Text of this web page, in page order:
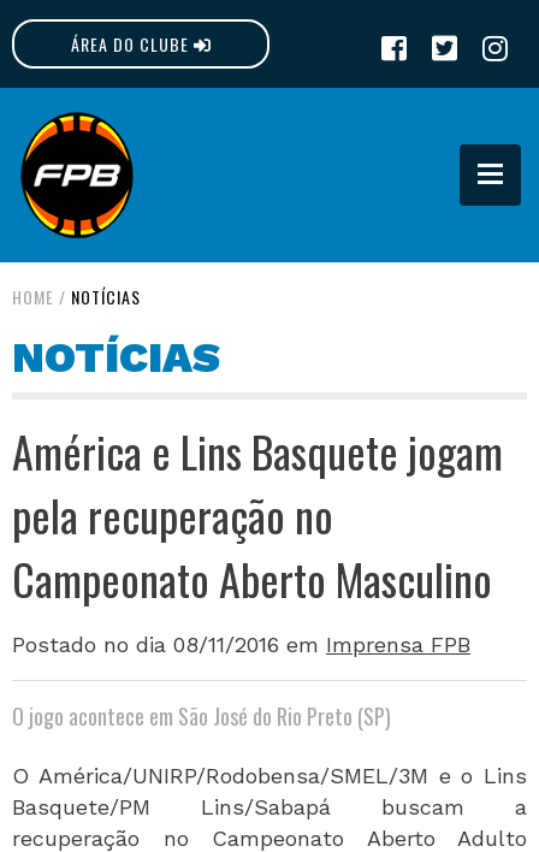
ÁREA DO CLUBE
FPB
HOME / NOTÍCIAS
NOTÍCIAS
América e Lins Basquete jogam
pela recuperação no
Campeonato Aberto Masculino
Postado no dia 08/11/2016 em Imprensa FPB
O jogo acontece em São José do Rio Preto (SP)
O América/UNIRP/Rodobensa/SMEL/3M e o Lins
Basquete/PM Lins/Sabapá buscam a
recuperação no Campeonato Aberto Adulto